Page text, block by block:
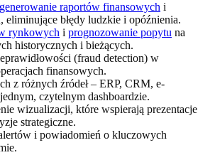
raportów finansowych i
eliminujące błędy ludzkie i opóźnienia.
rynkowych i prognozowanie popytu na
historycznych i bieżących.
(fraud detection) w
finansowych.
z różnych źródeł – ERP, CRM, e-
czytelnym dashboardzie.
wizualizacji, które wspierają prezentacje
strategiczne.
i powiadomień o kluczowych